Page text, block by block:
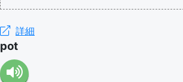
詳細
pot